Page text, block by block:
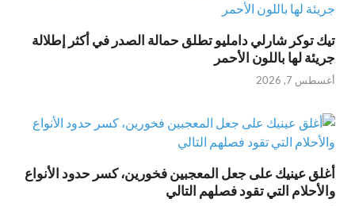
تيك توكر شارلي دامليو تطلق حمالة الصدر في أكثر إطلالة
جريئة لها باللون الأحمر
أغسطس 7, 2026
أغلق عينيك على جعل المعجبين فخورين، كسر حدود الأنواع
والأحلام التي تقود فصلهم التالي